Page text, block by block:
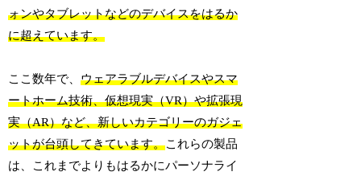
ォンやタブレットなどのデバイスをはるか
に超えています。
ここ数年で、ウェアラブルデバイスやスマ
ートホーム技術、仮想現実（VR）や拡張現
実（AR）など、新しいカテゴリーのガジェ
ットが台頭してきています。これらの製品
は、これまでよりもはるかにパーソナライ